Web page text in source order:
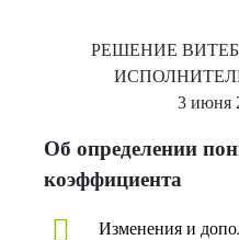
РЕШЕНИЕ
3 июня
Об определении
коэффициента
Изменения и